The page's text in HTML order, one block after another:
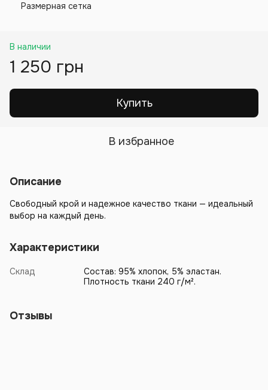
Размерная сетка
В наличии
1 250 грн
Купить
В избранное
Описание
Свободный крой и надежное качество ткани — идеальный
выбор на каждый день.
Характеристики
Склад
Состав: 95% хлопок, 5% эластан.
Плотность ткани 240 г/м².
Отзывы